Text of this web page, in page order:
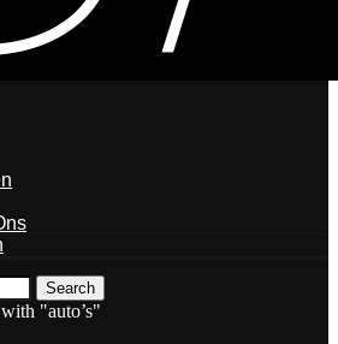
Search
"auto’s"